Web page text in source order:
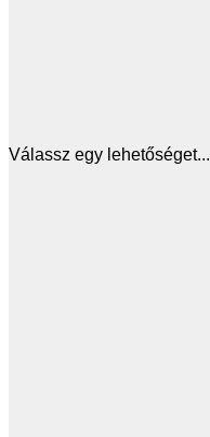
Válassz egy lehetőséget...